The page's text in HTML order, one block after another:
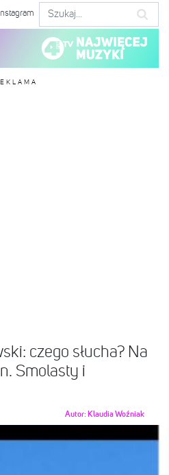
Instagram
czego słucha? Na
Smolasty i
Autor: Klaudia Woźniak